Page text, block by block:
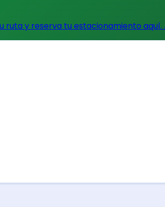
ruta y reserva tu estacionamiento aquí. .